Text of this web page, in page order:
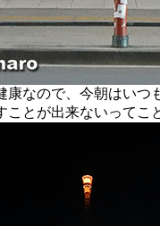
なので、今朝はいつ
ことが出来ないってこ